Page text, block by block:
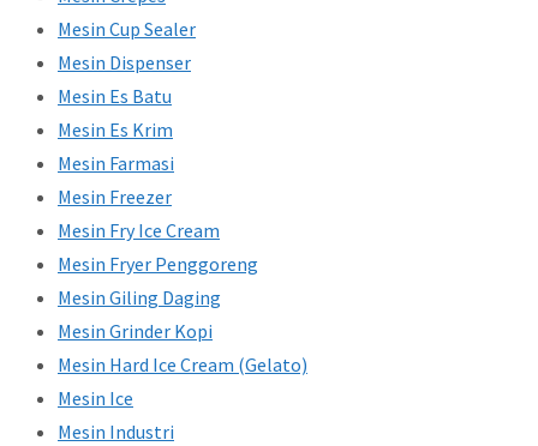
Mesin Cup Sealer
Mesin Dispenser
Mesin Es Batu
Mesin Es Krim
Mesin Farmasi
Mesin Freezer
Mesin Fry Ice Cream
Mesin Fryer Penggoreng
Mesin Giling Daging
Mesin Grinder Kopi
Mesin Hard Ice Cream (Gelato)
Mesin Ice
Mesin Industri